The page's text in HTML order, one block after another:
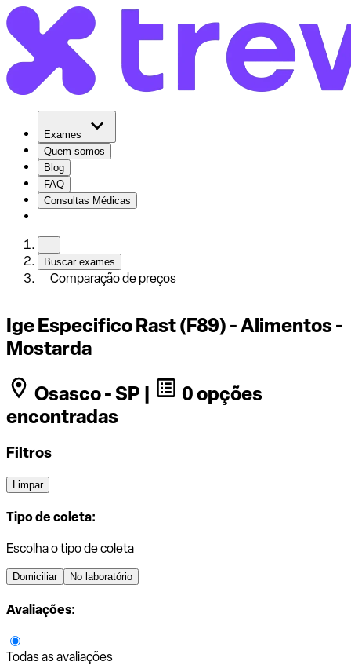
Exames
Quem somos
Blog
FAQ
Consultas Médicas
Buscar exames
Comparação de preços
Ige Especifico Rast (F89) - Alimentos -
Mostarda
Osasco - SP |
0 opções
encontradas
Filtros
Limpar
Tipo de coleta:
Escolha o tipo de coleta
Domiciliar No laboratório
Avaliações:
Todas as avaliações